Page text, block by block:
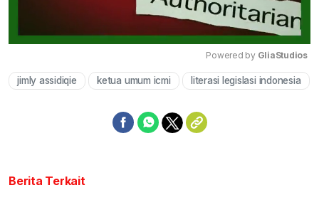
Mute
Powered by GliaStudios
jimly assidiqie ketua umum icmi literasi legislasi indonesia
Berita Terkait